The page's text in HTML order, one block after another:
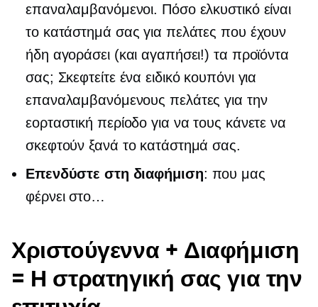
επαναλαμβανόμενοι. Πόσο ελκυστικό είναι
το κατάστημά σας για πελάτες που έχουν
ήδη αγοράσει (και αγαπήσει!) τα προϊόντα
σας; Σκεφτείτε ένα ειδικό κουπόνι για
επαναλαμβανόμενους πελάτες για την
εορταστική περίοδο για να τους κάνετε να
σκεφτούν ξανά το κατάστημά σας.
Επενδύστε στη διαφήμιση: που μας
φέρνει στο…
Χριστούγεννα + Διαφήμιση
= Η στρατηγική σας για την